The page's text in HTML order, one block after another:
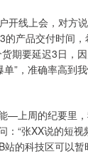
开线上会，对方
的产品交付时间
期要延迟3日，
”，准确率高到
—上周的纪要里，
：“张XX说的短
站的科技区可以